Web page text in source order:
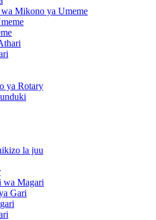
Mikono ya Umeme
ya Rotary
la juu
wa Magari
Gari